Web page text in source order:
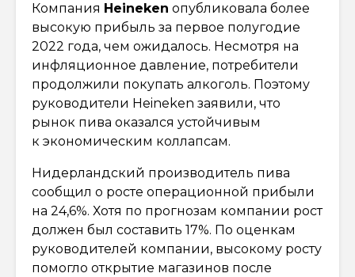
Компания Heineken опубликовала более
высокую прибыль за первое полугодие
2022 года, чем ожидалось. Несмотря на
инфляционное давление, потребители
продолжили покупать алкоголь. Поэтому
руководители Heineken заявили, что
рынок пива оказался устойчивым
к экономическим коллапсам.
Нидерландский производитель пива
сообщил о росте операционной прибыли
на 24,6%. Хотя по прогнозам компании рост
должен был составить 17%. По оценкам
руководителей компании, высокому росту
помогло открытие магазинов после